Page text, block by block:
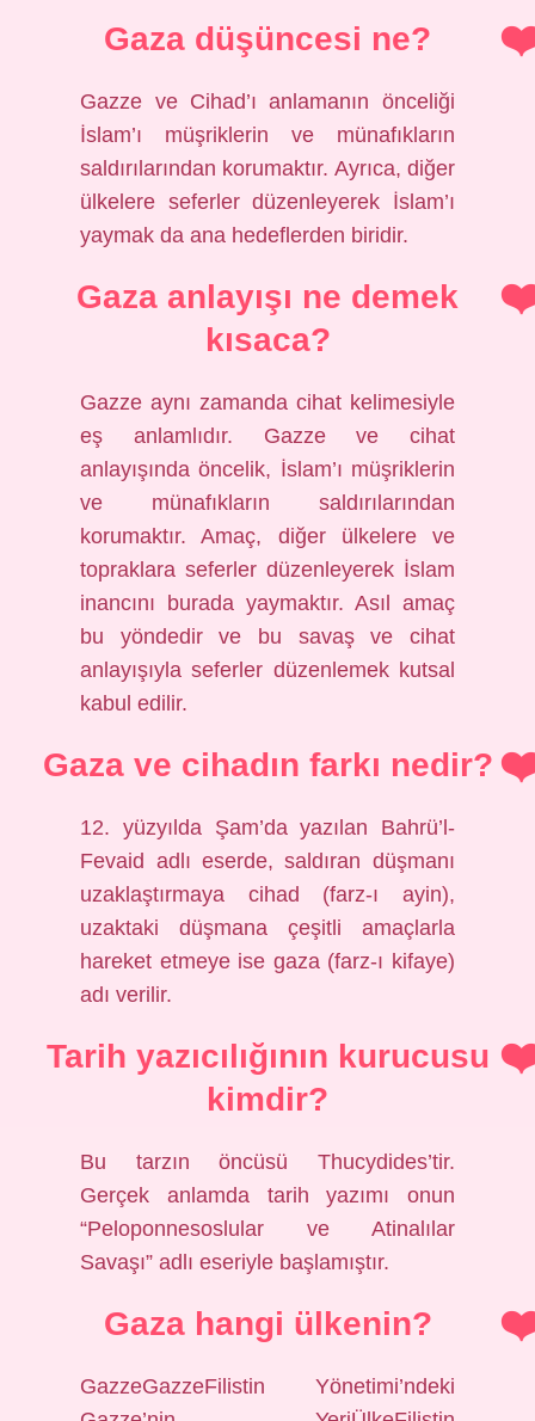
Gaza düşüncesi ne?
Gazze ve Cihad’ı anlamanın önceliği
İslam’ı müşriklerin ve münafıkların
saldırılarından korumaktır. Ayrıca, diğer
ülkelere seferler düzenleyerek İslam’ı
yaymak da ana hedeflerden biridir.
Gaza anlayışı ne demek
kısaca?
Gazze aynı zamanda cihat kelimesiyle
eş anlamlıdır. Gazze ve cihat
anlayışında öncelik, İslam’ı müşriklerin
ve münafıkların saldırılarından
korumaktır. Amaç, diğer ülkelere ve
topraklara seferler düzenleyerek İslam
inancını burada yaymaktır. Asıl amaç
bu yöndedir ve bu savaş ve cihat
anlayışıyla seferler düzenlemek kutsal
kabul edilir.
Gaza ve cihadın farkı nedir?
12. yüzyılda Şam’da yazılan Bahrü’l-
Fevaid adlı eserde, saldıran düşmanı
uzaklaştırmaya cihad (farz-ı ayin),
uzaktaki düşmana çeşitli amaçlarla
hareket etmeye ise gaza (farz-ı kifaye)
adı verilir.
Tarih yazıcılığının kurucusu
kimdir?
Bu tarzın öncüsü Thucydides’tir.
Gerçek anlamda tarih yazımı onun
“Peloponnesoslular ve Atinalılar
Savaşı” adlı eseriyle başlamıştır.
Gaza hangi ülkenin?
GazzeGazzeFilistin Yönetimi’ndeki